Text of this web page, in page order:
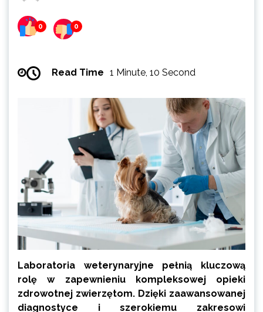
0 0
Read Time 1 Minute, 10 Second
Laboratoria weterynaryjne pełnią kluczową
rolę w zapewnieniu kompleksowej opieki
zdrowotnej zwierzętom. Dzięki zaawansowanej
diagnostyce i szerokiemu zakresowi